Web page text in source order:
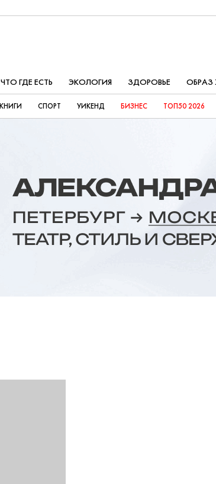
ЧТО ГДЕ ЕСТЬ ЭКОЛОГИЯ ЗДОРОВЬЕ
КНИГИ СПОРТ УИКЕНД БИЗНЕС ТОП50 2026